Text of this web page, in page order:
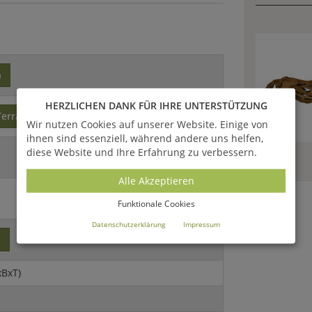
HERZLICHEN DANK FÜR IHRE UNTERSTÜTZUNG
Wir nutzen Cookies auf unserer Website. Einige von
ihnen sind essenziell, während andere uns helfen,
diese Website und Ihre Erfahrung zu verbessern.
Alle Akzeptieren
Funktionale Cookies
Datenschutzerklärung Impressum